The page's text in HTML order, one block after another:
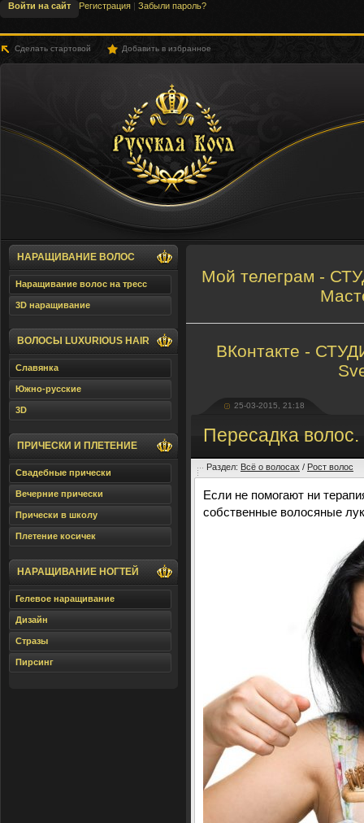
Войти на сайт Регистрация | Забыли пароль?
Сделать стартовой Добавить в избранное
SLHair.Ru - Русская Коса
НАРАЩИВАНИЕ ВОЛОС
Наращивание волос на тресс
3D наращивание
ВОЛОСЫ LUXURIOUS HAIR
Славянка
Южно-русские
3D
ПРИЧЕСКИ И ПЛЕТЕНИЕ
Свадебные прически
Вечерние прически
Прически в школу
Плетение косичек
НАРАЩИВАНИЕ НОГТЕЙ
Гелевое наращивание
Дизайн
Стразы
Пирсинг
Мой телеграм -
ВКонтакте -
25-03-2015, 21:18
Пересадка волос.
Раздел: Всё о волосах / Рост волос
Если не помогают ни
собственные волосяные